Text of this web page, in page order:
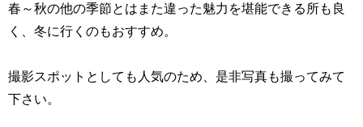
春～秋の他の季節とはまた違った魅力を堪能できる所も良
く、冬に行くのもおすすめ。
撮影スポットとしても人気のため、是非写真も撮ってみて
下さい。